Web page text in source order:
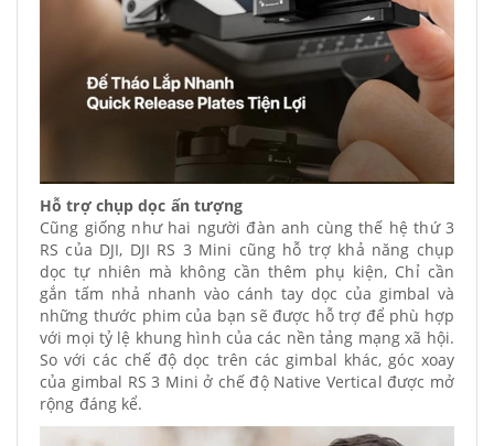
Hỗ trợ chụp dọc ấn tượng
Cũng giống như hai người đàn anh cùng thế hệ thứ 3
RS của DJI, DJI RS 3 Mini cũng hỗ trợ khả năng chụp
dọc tự nhiên mà không cần thêm phụ kiện, Chỉ cần
gắn tấm nhả nhanh vào cánh tay dọc của gimbal và
những thước phim của bạn sẽ được hỗ trợ để phù hợp
với mọi tỷ lệ khung hình của các nền tảng mạng xã hội.
So với các chế độ dọc trên các gimbal khác, góc xoay
của gimbal RS 3 Mini ở chế độ Native Vertical được mở
rộng đáng kể.